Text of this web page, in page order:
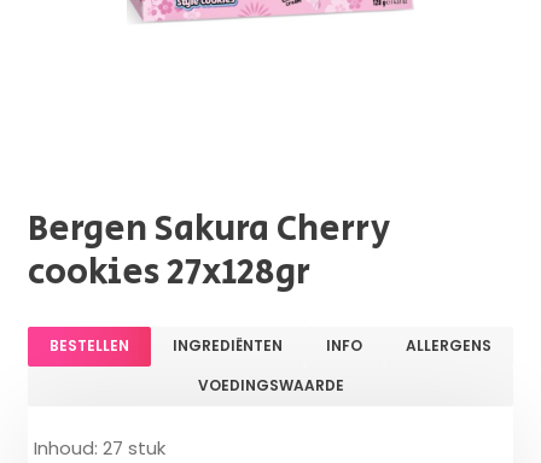
Bergen Sakura Cherry
cookies 27x128gr
BESTELLEN INGREDIËNTEN INFO
ALLERGENS
VOEDINGSWAARDE
Inhoud: 27 stuk